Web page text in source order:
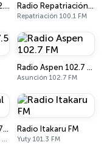
Radio Colmenar 92.5 FM PARAGUAY Radio Repatriación 100.1 FM
Repatriación 100.1 FM
Radio Aspen 102.7 FM
Asunción 102.7 FM
Radio Capital 101.7 FM
Coronel Oviedo 101.7 FM
Radio Itakaru FM
Yuty 101.3 FM